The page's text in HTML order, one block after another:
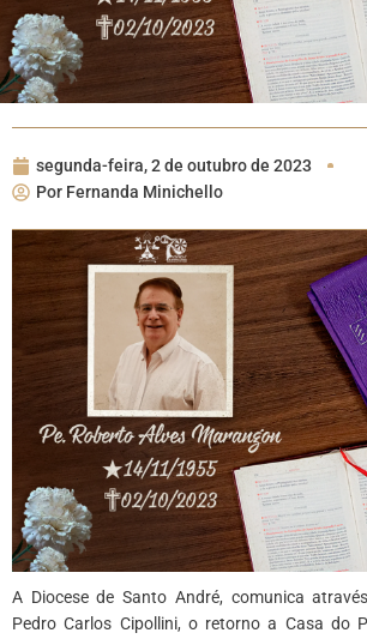
segunda-feira, 2 de outubro de 2023
Por Fernanda Minichello
A Diocese de Santo André, comunica
Pedro Carlos Cipollini, o retorno a Casa do